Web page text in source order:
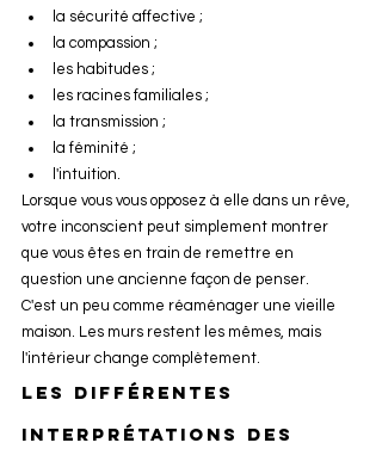
la sécurité affective ;
la compassion ;
les habitudes ;
les racines familiales ;
la transmission ;
la féminité ;
l'intuition.
Lorsque vous vous opposez à elle dans un rêve,
votre inconscient peut simplement montrer
que vous êtes en train de remettre en
question une ancienne façon de penser.
C'est un peu comme réaménager une vieille
maison. Les murs restent les mêmes, mais
l'intérieur change complètement.
Les différentes
interprétations des